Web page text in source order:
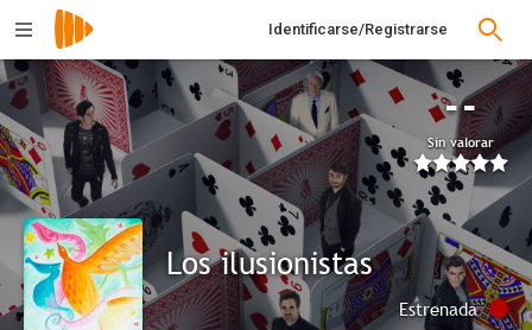
Identificarse/Registrarse
--
Sin valorar
Los ilusionistas
Estrenada